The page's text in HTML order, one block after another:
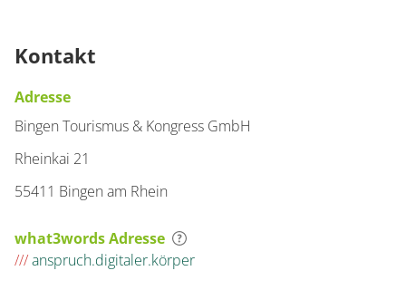
Kontakt
Adresse
Bingen Tourismus & Kongress GmbH
Rheinkai 21
55411 Bingen am Rhein
what3words Adresse
///anspruch.digitaler.körper